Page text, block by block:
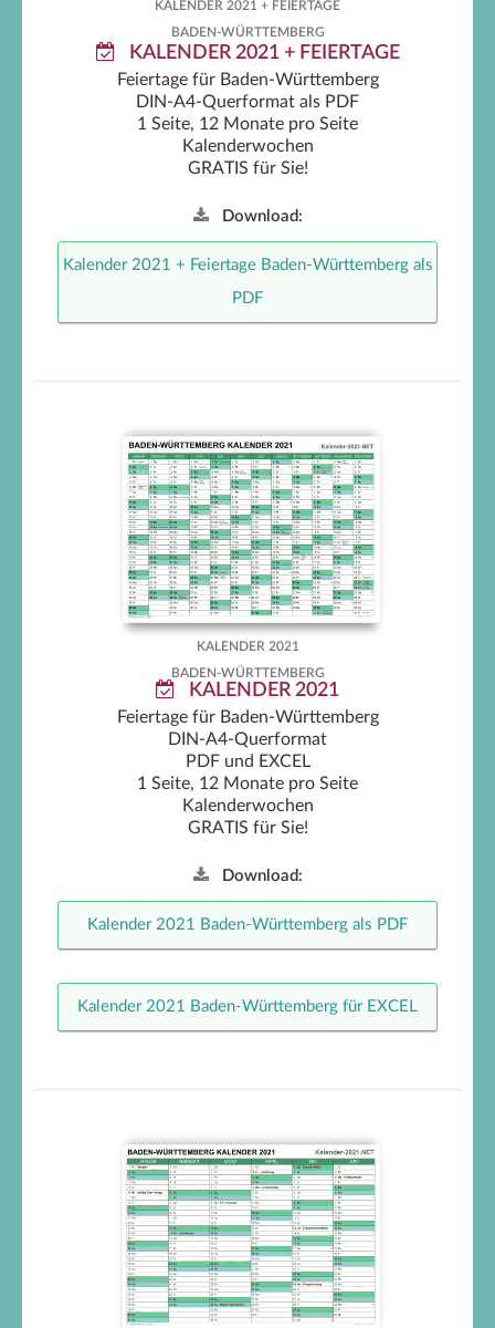
KALENDER 2021 + FEIERTAGE
BADEN-WÜRTTEMBERG
KALENDER 2021 + FEIERTAGE
Feiertage für Baden-Württemberg
DIN-A4-Querformat als PDF
1 Seite, 12 Monate pro Seite
Kalenderwochen
GRATIS für Sie!
Download:
Kalender 2021 + Feiertage Baden-Württemberg als
PDF
Baden-Württemberg Kalender
2021
KALENDER 2021
BADEN-WÜRTTEMBERG
KALENDER 2021
Feiertage für Baden-Württemberg
DIN-A4-Querformat
PDF und EXCEL
1 Seite, 12 Monate pro Seite
Kalenderwochen
GRATIS für Sie!
Download:
Kalender 2021 Baden-Württemberg als PDF
Kalender 2021 Baden-Württemberg für EXCEL
Baden-Württemberg
Halbjahreskalender 2021